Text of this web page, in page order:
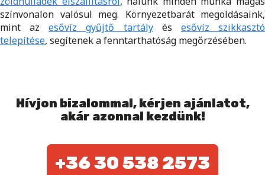
színvonalon valósul meg. Környezetbarát megoldásaink,
mint azesővíz gyűjtő tartályés esővíz szikkasztó
telepítése, segítenek a fenntarthatóság megőrzésében.
Hívjon bizalommal, kérjen ajánlatot,
akár azonnal kezdünk!
+36 30 538 2573